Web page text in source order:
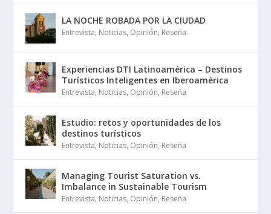
LA NOCHE ROBADA POR LA CIUDAD
Entrevista, Noticias, Opinión, Reseña
Experiencias DTI Latinoamérica – Destinos
Turísticos Inteligentes en Iberoamérica
Entrevista, Noticias, Opinión, Reseña
Estudio: retos y oportunidades de los
destinos turísticos
Entrevista, Noticias, Opinión, Reseña
Managing Tourist Saturation vs.
Imbalance in Sustainable Tourism
Entrevista, Noticias, Opinión, Reseña